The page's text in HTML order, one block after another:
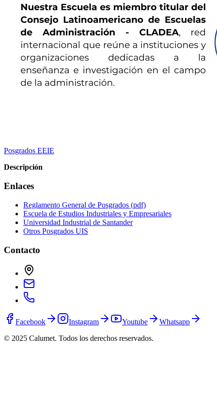
Posgrados EEIE
Descripción
Enlaces
Reglamento General de Posgrados (pdf)
Escuela de Estudios Industriales y Empresariales
Universidad Industrial de Santander
Otros Posgrados UIS
Contacto
Facebook Instagram Youtube
Whatsapp
© 2025 Calumet. Todos los derechos reservados.